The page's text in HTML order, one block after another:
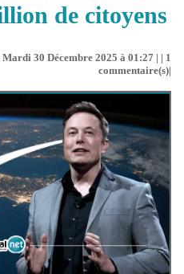
de citoyens
30 Décembre 2025 à 01:27 | | 1
commentaire(s)|